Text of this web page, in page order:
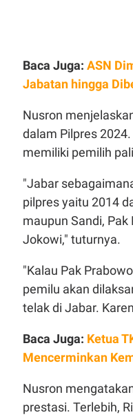
Baca Juga: ASN
Jabatan hingga
Nusron
dalam Pilpres
memiliki pemilih
"Jabar
pilpres yaitu 2014
maupun Sandi,
Jokowi," tuturnya.
"Kalau Pak
pemilu akan
telak di Jabar.
Baca Juga: Ketua
Mencerminkan
Nusron
prestasi. Terlebih,